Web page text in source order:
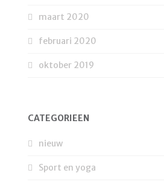
maart 2020
februari 2020
oktober 2019
CATEGORIEËN
nieuw
Sport en yoga